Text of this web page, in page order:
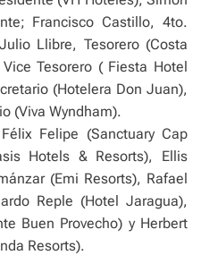
Francisco Castillo, 4to.
Llibre, Tesorero (Costa
Tesorero ( Fiesta Hotel
(Hotelera Don Juan),
(Viva Wyndham).
Felipe (Sanctuary Cap
Hotels & Resorts), Ellis
(Emi Resorts), Rafael
Reple (Hotel Jaragua),
Buen Provecho) y Herbert
Resorts).